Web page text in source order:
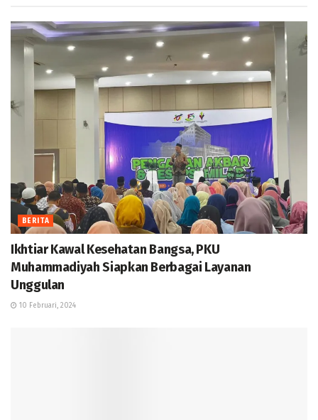
BERITA
Ikhtiar Kawal Kesehatan Bangsa, PKU
Muhammadiyah Siapkan Berbagai Layanan
Unggulan
10 Februari, 2024